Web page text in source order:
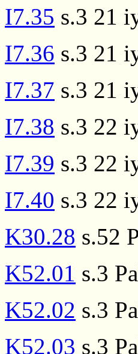
I7.35 s.3 21
I7.36 s.3 21
I7.37 s.3 21
I7.38 s.3 22
I7.39 s.3 22
I7.40 s.3 22
K30.28 s.52
K52.01 s.3
K52.02 s.3
K52.03 s.3